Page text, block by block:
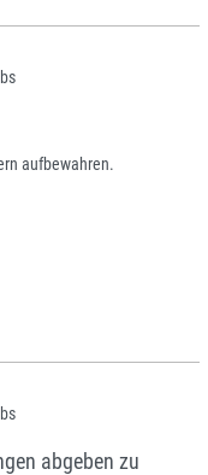
aufbewahren.
abgeben zu